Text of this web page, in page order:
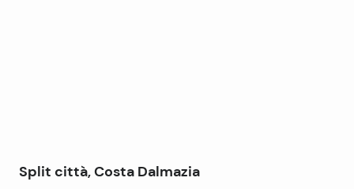
Split città, Costa Dalmazia